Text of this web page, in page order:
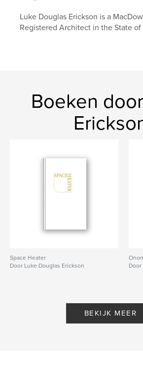
architecture
Luke Douglas Erickson is a
Registered Architect in the State of
Boeken
Space Heater
Door Luke Douglas Erickson
Door
BEKIJK MEER